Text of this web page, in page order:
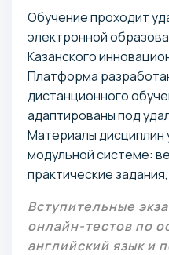
Обучение проходит
электронной
Казанского
Платформа
дистанционного
адаптированы под
Материалы дисциплин
модульной системе:
практические
Вступительные
онлайн-тестов по
английский язык и